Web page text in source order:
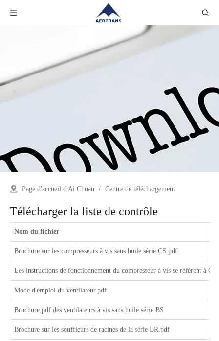
Page d'accueil d'Ai Chuan / Centre de téléchargement
Télécharger la liste de contrôle
Nom du fichier
Brochure sur les compresseurs à vis sans huile série CS.pdf
Les instructions de fonctionnement du compresseur à vis se réfèrent à
Mode d'emploi du ventilateur.pdf
Brochure.pdf des ventilateurs à vis sans huile série BS
Brochure sur les souffleurs de racines de la série BR.pdf